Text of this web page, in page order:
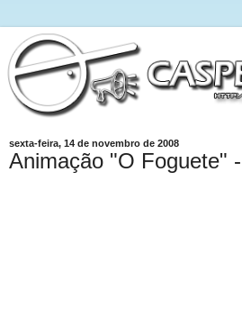
sexta-feira, 14 de novembro de 2008
Animação "O Foguete"